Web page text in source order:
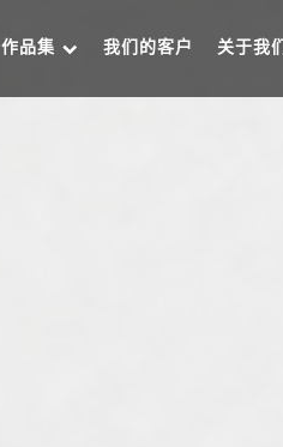
作品集 我们的客户 关于我们